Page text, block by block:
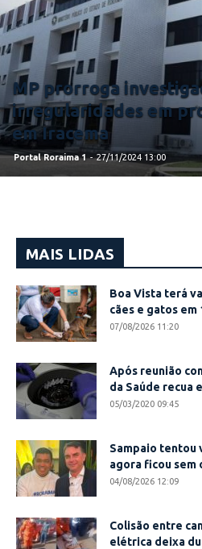
MP prorroga
irregularidades em
em Iracema
Portal Roraima 1 - 27/11/2024 13:00
MAIS LIDAS
Boa Vista terá
cães e gatos em
07/08/2026 11:20
Após reunião
da Saúde recua
05/03/2020 09:45
Sampaio tentou
agora ficou sem
04/08/2026 12:09
Colisão entre
elétrica deixa